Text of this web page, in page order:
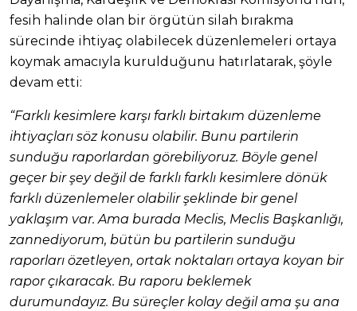
fesih halinde olan bir örgütün silah bırakma
sürecinde ihtiyaç olabilecek düzenlemeleri ortaya
koymak amacıyla kurulduğunu hatırlatarak, şöyle
devam etti:
“Farklı kesimlere karşı farklı birtakım düzenleme
ihtiyaçları söz konusu olabilir. Bunu partilerin
sunduğu raporlardan görebiliyoruz. Böyle genel
geçer bir şey değil de farklı farklı kesimlere dönük
farklı düzenlemeler olabilir şeklinde bir genel
yaklaşım var. Ama burada Meclis, Meclis Başkanlığı,
zannediyorum, bütün bu partilerin sunduğu
raporları özetleyen, ortak noktaları ortaya koyan bir
rapor çıkaracak. Bu raporu beklemek
durumundayız. Bu süreçler kolay değil ama şu ana